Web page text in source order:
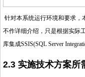
针对本系统运行环境和要求，
不作详细介绍，只是根据实际
库集成SSIS(SQL Server
2.3 实施技术方案所